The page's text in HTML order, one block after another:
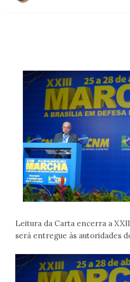
Leitura da Carta encerra a
será entregue às autoridades